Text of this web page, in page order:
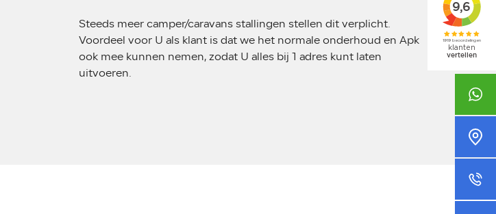
+31
0481
Steeds meer camper/caravans stallingen stellen dit verplicht.
Voordeel voor U als klant is dat we het normale onderhoud en Apk
ook mee kunnen nemen, zodat U alles bij 1 adres kunt laten
uitvoeren.